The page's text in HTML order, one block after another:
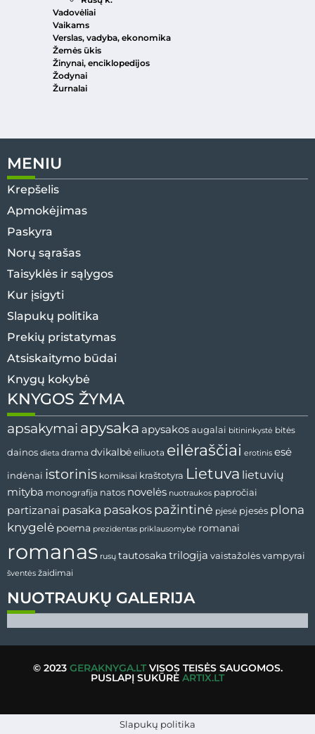
Vadovėliai
Vaikams
Verslas, vadyba, ekonomika
Žemės ūkis
Žinynai, enciklopedijos
Žodynai
Žurnalai
MENIU
Krepšelis
Apmokėjimas
Paskyra
Norų sąrašas
Taisyklės ir sąlygos
Kur įsigyti
Slapukų politika
Prekių pristatymas
Atsiskaitymo būdai
Knygų kokybė
NUOTRAUKŲ GALERIJA
KNYGOS ŽYMA
apsakymai apysaka apysakos augalai bitininkystė bitės
dainos dieta drama dvikalbė eiliuota eilėraščiai erotinis esė
indėnai istorinis komiksai kraštotyra Lietuva lietuvių
mityba monografija natos novelės nuotraukos papročiai
partizanai pasaka pasakos pažintinė pjesė pjesės plona
knygelė poema prezidentas priklausomybė romanai
romanas rusų tautosaka trilogija vaistažolėsvampyrai
šventės žaidimai
© 2023 GERAKNYGA.LTVISOS TEISĖS SAUGOMOS.
PUSLAPĮ SUKŪRĖ ARTIX.LT
Slapukų politika